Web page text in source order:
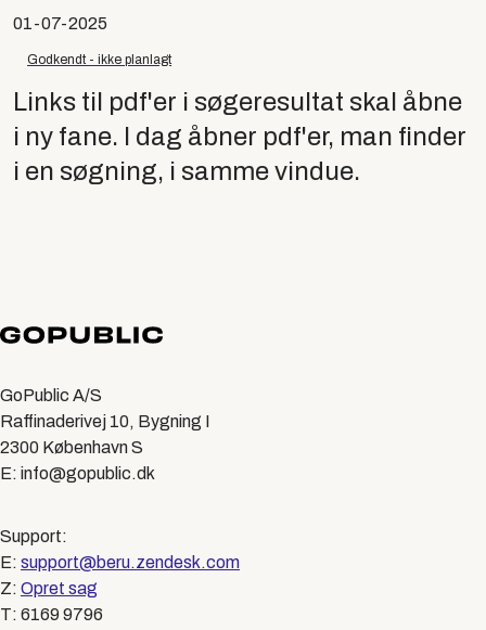
01-07-2025
Godkendt - ikke planlagt
Links til pdf'er i søgeresultat skal åbne
i ny fane. I dag åbner pdf'er, man finder
i en søgning, i samme vindue.
GoPublic A/S
Raffinaderivej 10, Bygning I
2300 København S
E: info@gopublic.dk
Support:
E:support@beru.zendesk.com
Z:Opret sag
T: 6169 9796